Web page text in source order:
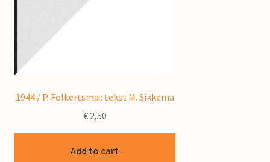
1944 / P. Folkertsma : tekst M. Sikkema
€2,50
Add to cart